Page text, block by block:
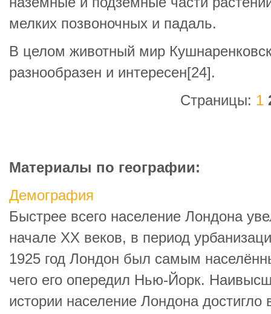
мелких позвоночных и падаль.
В целом животный мир
разнообразен и интересен[24].
Страницы: 1
Материалы по географии:
Демография
Быстрее всего население Лондона
начале XX веков, в период
1925 год Лондон был самым
чего его опередил Нью-Йорк.
истории население Лондона достигло